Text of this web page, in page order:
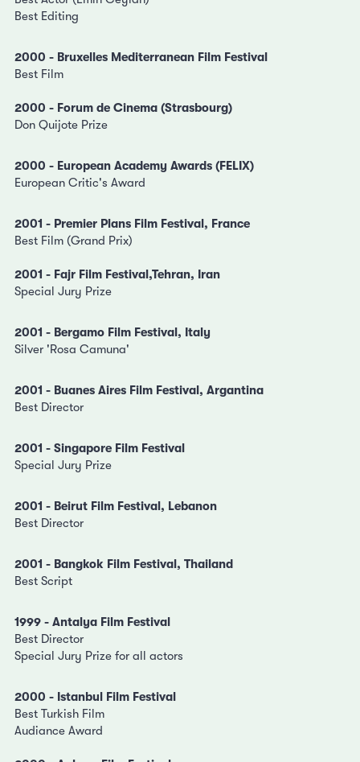
Best Editing
2000 - Bruxelles Mediterranean Film Festival
Best Film
2000 - Forum de Cinema (Strasbourg)
Don Quijote Prize
2000 - European Academy Awards (FELIX)
European Critic's Award
2001 - Premier Plans Film Festival, France
Best Film (Grand Prix)
2001 - Fajr Film Festival,Tehran, Iran
Special Jury Prize
2001 - Bergamo Film Festival, Italy
Silver 'Rosa Camuna'
2001 - Buanes Aires Film Festival, Argantina
Best Director
2001 - Singapore Film Festival
Special Jury Prize
2001 - Beirut Film Festival, Lebanon
Best Director
2001 - Bangkok Film Festival, Thailand
Best Script
1999 - Antalya Film Festival
Best Director
Special Jury Prize for all actors
2000 - Istanbul Film Festival
Best Turkish Film
Audiance Award